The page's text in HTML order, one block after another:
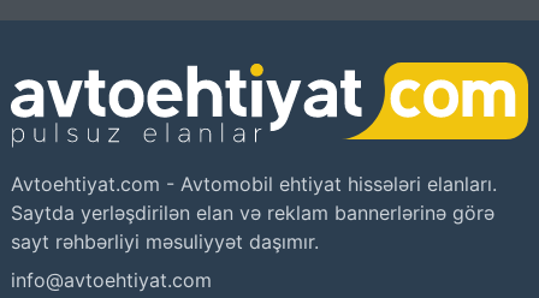
Avtoehtiyat.com - Avtomobil ehtiyat hissələri elanları.
Saytda yerləşdirilən elan və reklam bannerlərinə görə
sayt rəhbərliyi məsuliyyət daşımır.
info@avtoehtiyat.com